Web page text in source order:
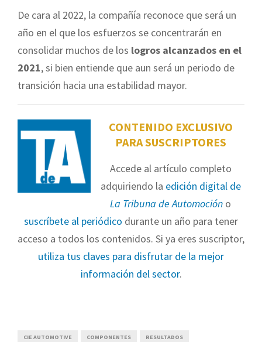
De cara al 2022, la compañía reconoce que será un
año en el que los esfuerzos se concentrarán en
consolidar muchos de los logros alcanzados en el
2021, si bien entiende que aun será un periodo de
transición hacia una estabilidad mayor.
CONTENIDO EXCLUSIVO
PARA SUSCRIPTORES
Accede al artículo completo
adquiriendo la edición digital de
La Tribuna de Automoción o
suscríbete al periódico durante un año para tener
acceso a todos los contenidos. Si ya eres suscriptor,
utiliza tus claves para disfrutar de la mejor
información del sector.
CIE AUTOMOTIVE COMPONENTES RESULTADOS